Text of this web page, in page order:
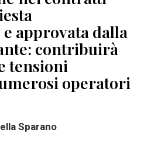
approvata dalla
contribuirà
tensioni
operatori
Sparano